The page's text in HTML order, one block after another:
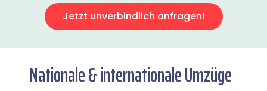
Jetzt unverbindlich anfragen!
Nationale & internationale Umzüge